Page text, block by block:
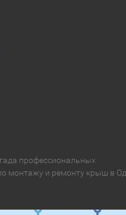
профессиональных
монтажу и ремонту крыш в